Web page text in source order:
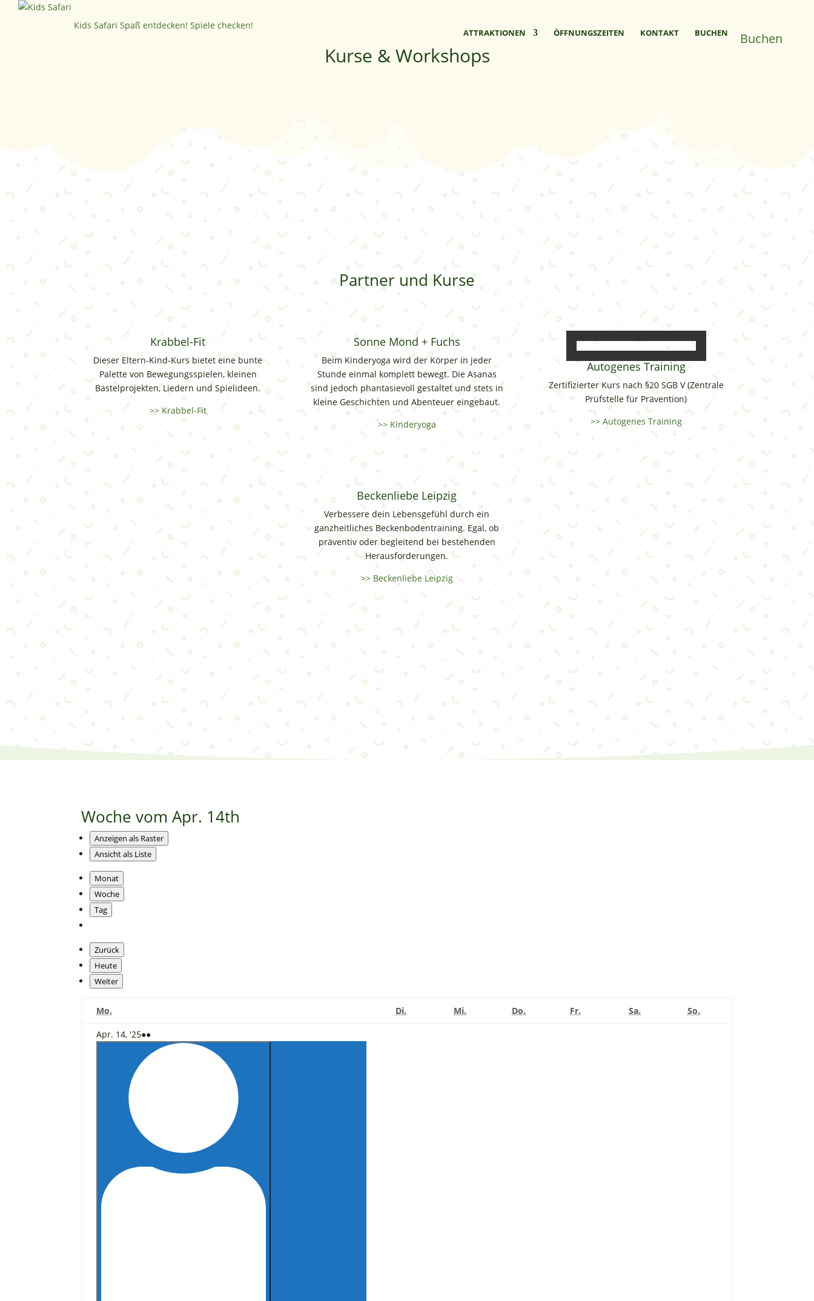
Kids Safari Spaß entdecken! Spiele checken!
Buchen
ATTRAKTIONEN ÖFFNUNGS­­ZEITEN KONTAKT BUCHEN
Kurse & Workshops
Partner und Kurse
Krabbel-Fit
Dieser Eltern-Kind-Kurs bietet eine bunte
Palette von Bewegungsspielen, kleinen
Bastelprojekten, Liedern und Spielideen.
>> Krabbel-Fit
Sonne Mond + Fuchs
Beim Kinderyoga wird der Körper in jeder
Stunde einmal komplett bewegt. Die Asanas
sind jedoch phantasievoll gestaltet und stets in
kleine Geschichten und Abenteuer eingebaut.
>> Kinderyoga
Beckenliebe Leipzig
Verbessere dein Lebensgefühl durch ein
ganzheitliches Beckenbodentraining. Egal, ob
präventiv oder begleitend bei bestehenden
Herausforderungen.
>> Beckenliebe Leipzig
Autogenes Training
Zertifizierter Kurs nach §20 SGB V (Zentrale
Prüfstelle für Prävention)
>> Autogenes Training
Woche vom Apr. 14th
Anzeigen als Raster
Ansicht als Liste
Monat
Woche
Tag
Zurück
Heute
Weiter
Mo. Di. Mi. Do. DonnerstagFr. Sa. So.
Apr. 14, '2514.
April
2025
●●(3
Veranstaltungen)